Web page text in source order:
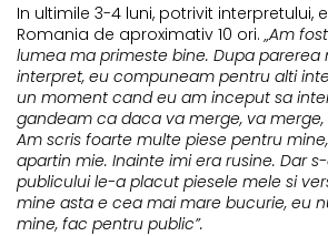
In ultimile 3-4 luni, potrivit interpretului,
Romania de aproximativ 10 ori. „Am
lumea ma primeste bine. Dupa parerea
interpret, eu compuneam pentru alti
un moment cand eu am inceput sa
gandeam ca daca va merge, va
Am scris foarte multe piese pentru
apartin mie. Inainte imi era rusine. Dar
publicului le-a placut piesele mele si
mine asta e cea mai mare bucurie, eu
mine, fac pentru public”.